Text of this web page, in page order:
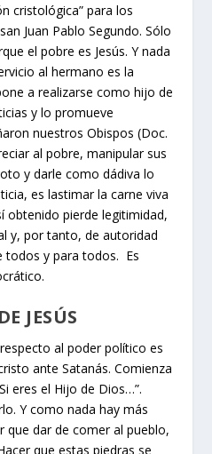
cristológica” para los
Juan Pablo Segundo. Sólo
el pobre es Jesús. Y nada
al hermano es la
a realizarse como hijo de
y lo promueve
nuestros Obispos (Doc.
al pobre, manipular sus
y darle como dádiva lo
es lastimar la carne viva
obtenido pierde legitimidad,
y, por tanto, de autoridad
todos y para todos. Es
JESÚS
al poder político es
ante Satanás. Comienza
eres el Hijo de Dios…”.
Y como nada hay más
que dar de comer al pueblo,
que estas piedras se